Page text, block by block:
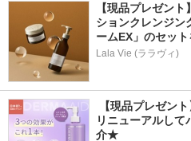
【現品プレゼン
ションクレンジン
ームEX」のセッ
Lala Vie (ララヴィ)
【現品プレゼン
リニューアルして
介★